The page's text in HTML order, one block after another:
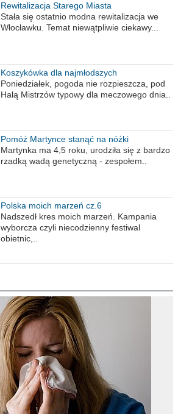
Rewitalizacja Starego Miasta
Stała się ostatnio modna rewitalizacja we
Włocławku. Temat niewątpliwie ciekawy...
Koszykówka dla najmłodszych
Poniedziałek, pogoda nie rozpieszcza, pod
Halą Mistrzów typowy dla meczowego dnia..
Pomóż Martynce stanąć na nóżki
Martynka ma 4,5 roku, urodziła się z bardzo
rzadką wadą genetyczną - zespołem..
Polska moich marzeń cz.6
Nadszedł kres moich marzeń. Kampania
wyborcza czyli niecodzienny festiwal
obietnic,..